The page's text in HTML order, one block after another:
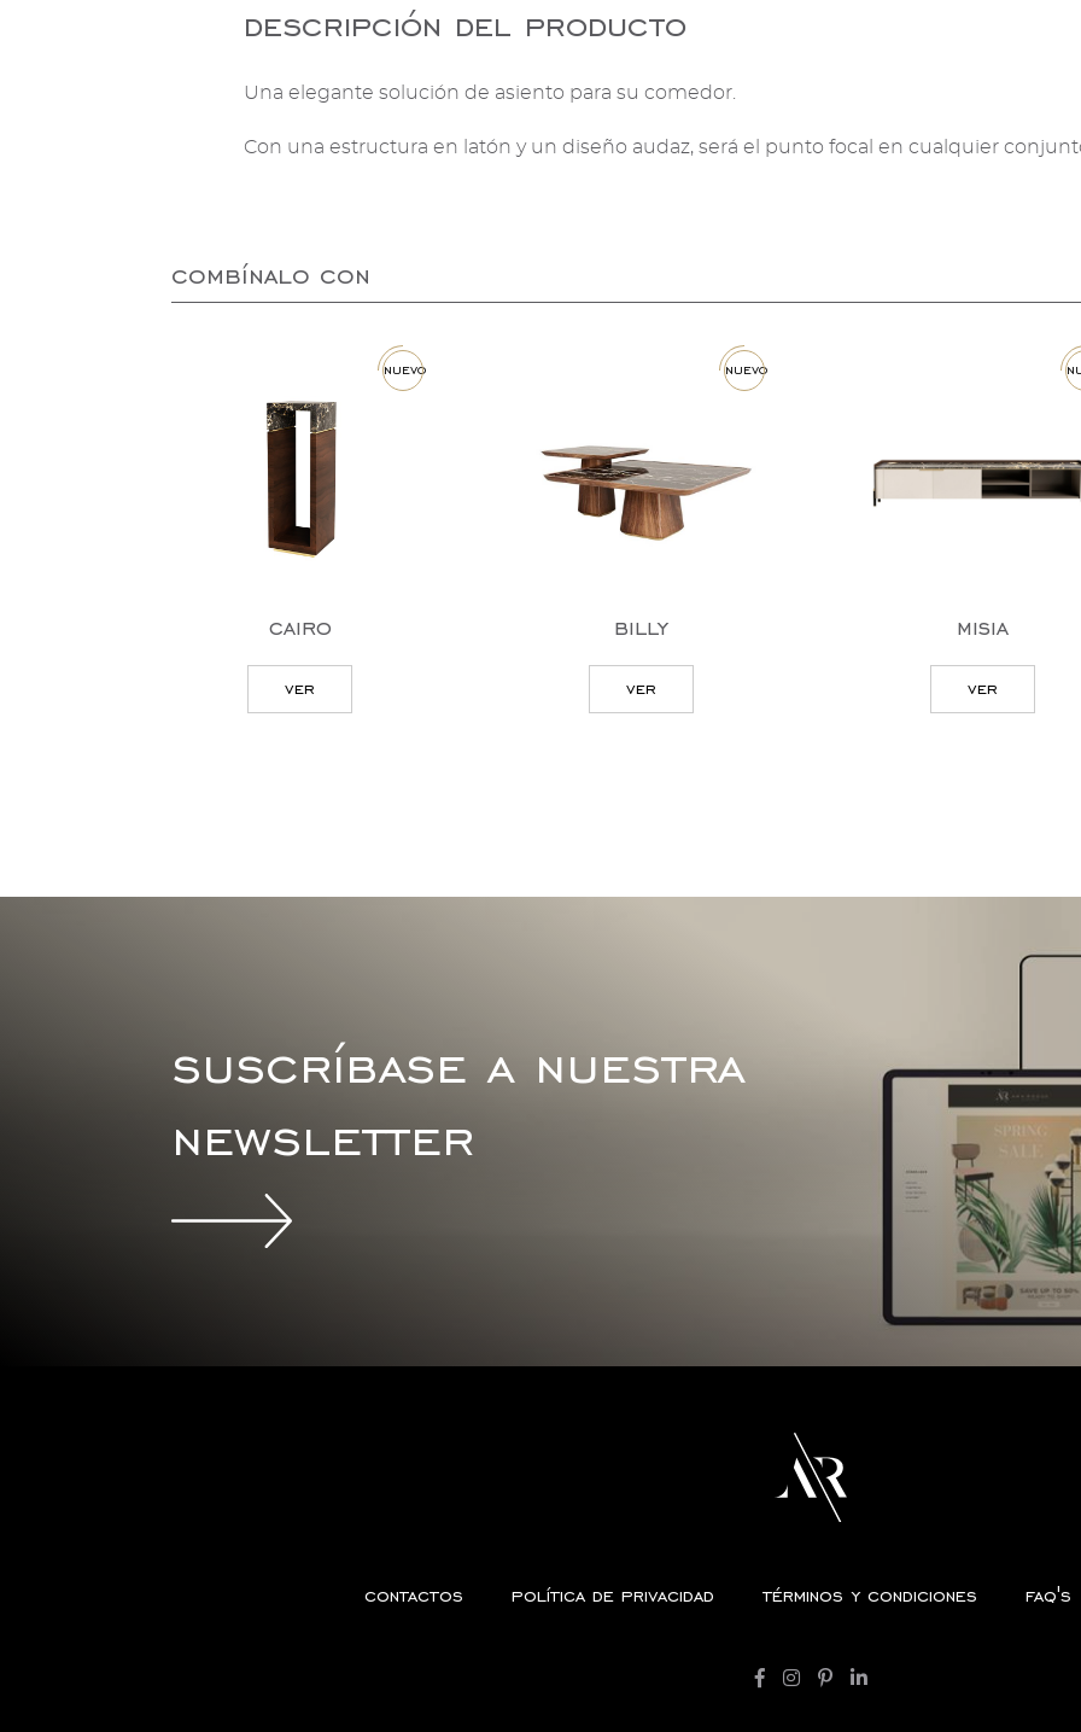
descripción del producto
Una elegante solución de asiento para su comedor.
Con una estructura en latón y un diseño audaz, será el punto focal en cualquier
combínalo con
nuevo
cairo
ver
nuevo
billy
ver
misia
ver
suscríbase a nuestra
newsletter
contactos política de privacidad términos y condiciones faq's